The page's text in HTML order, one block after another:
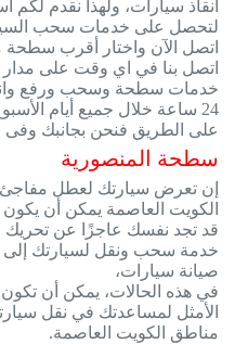
انقاذ سيارات، ولهذا نقدم
لتحصل على خدمات سحب
اتصل الآن واختار أقرب
خدمات سطحة وسحب ورفع
24 ساعة خلال جميع أيام
على الطريق فنحن بجانبك وفى
سطحة المنصورية
إن تعرض سيارتك لعطل مفاجئ
الكويت العاصمة يمكن أن
قد تجد نفسك عاجزًا عن تحريك
خدمة سحب ونقل لسيارتك إلى
صيانة سيارات،
الأمثل لمساعدتك في نقل
مناطق الكويت العاصمة.